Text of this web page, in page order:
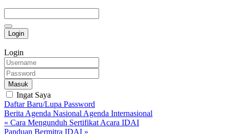
Login
Login
Masuk
Ingat Saya
Daftar Baru/Lupa Password
Berita Agenda Nasional Agenda Internasional
« Cara Mengunduh Sertifikat Acara IDAI
Panduan Bermitra IDAI »